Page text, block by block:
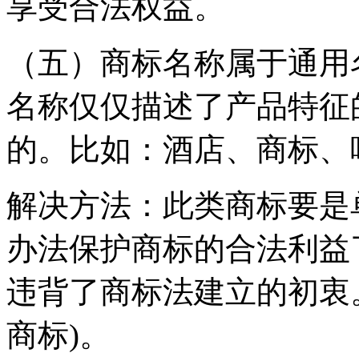
（五）商标名称属于通
名称仅仅描述了产品特
的。比如：酒店、商标
解决方法：此类商标要
办法保护商标的合法利
违背了商标法建立的初
商标)。